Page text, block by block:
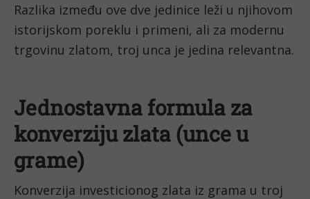
Razlika između ove dve jedinice leži u njihovom
istorijskom poreklu i primeni, ali za modernu
trgovinu zlatom, troj unca je jedina relevantna.
Jednostavna formula za
konverziju zlata (unce u
grame)
Konverzija investicionog zlata iz grama u troj